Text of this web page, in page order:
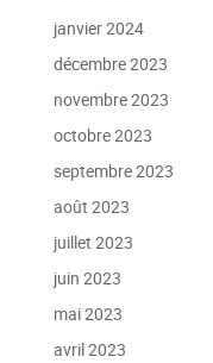
janvier 2024
décembre 2023
novembre 2023
octobre 2023
septembre 2023
août 2023
juillet 2023
juin 2023
mai 2023
avril 2023